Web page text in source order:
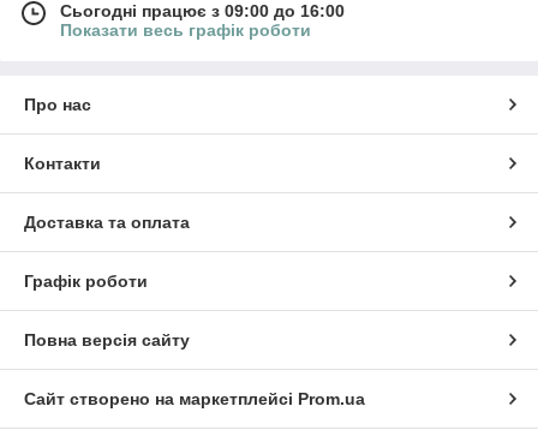
Сьогодні працює з 09:00 до 16:00
Показати весь графік роботи
Про нас
Контакти
Доставка та оплата
Графік роботи
Повна версія сайту
Сайт створено на маркетплейсі Prom.ua